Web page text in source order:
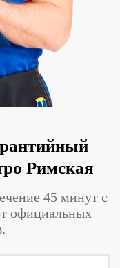
Римская
45 минут с
официальных